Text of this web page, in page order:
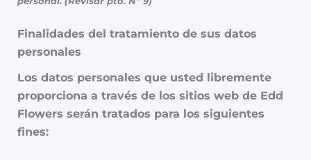
Finalidades del tratamiento de sus datos
personales
Los datos personales que usted libremente
proporciona a través de los sitios web de Edd
Flowers serán tratados para los siguientes
fines: